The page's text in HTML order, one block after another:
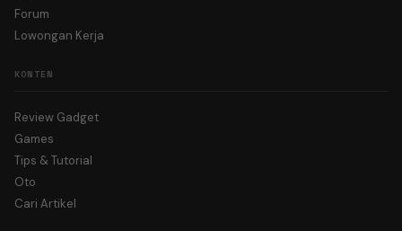
Forum
Lowongan Kerja
KONTEN
Review Gadget
Games
Tips & Tutorial
Oto
Cari Artikel